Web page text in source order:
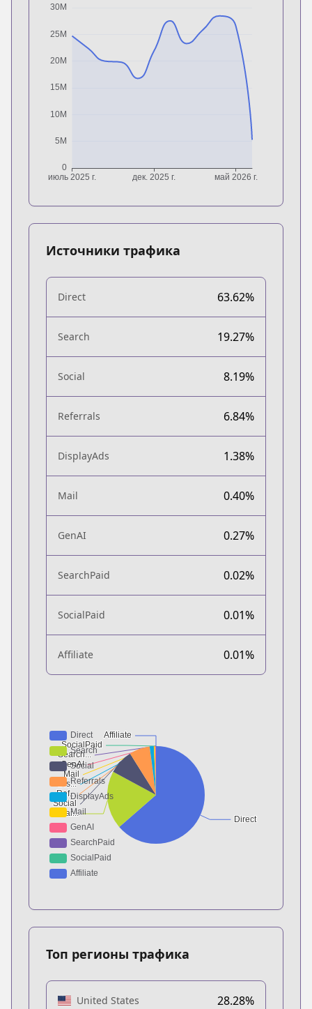
Источники трафика
Direct 63.62%
Search 19.27%
Social 8.19%
Referrals 6.84%
DisplayAds 1.38%
Mail 0.40%
GenAI 0.27%
SearchPaid 0.02%
SocialPaid 0.01%
Affiliate 0.01%
Топ регионы трафика
United States 28.28%